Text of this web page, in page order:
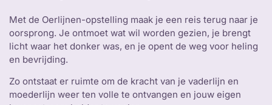
Met de Oerlijnen-opstelling maak je een reis terug naar je
oorsprong. Je ontmoet wat wil worden gezien, je brengt
licht waar het donker was, en je opent de weg voor heling
en bevrijding.
Zo ontstaat er ruimte om de kracht van je vaderlijn en
moederlijn weer ten volle te ontvangen en jouw eigen